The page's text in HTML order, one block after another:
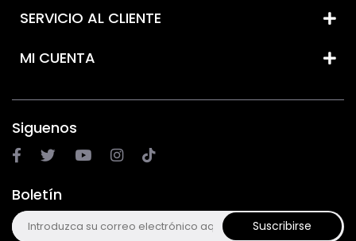
SERVICIO AL CLIENTE
MI CUENTA
Siguenos
Boletín
Suscribirse